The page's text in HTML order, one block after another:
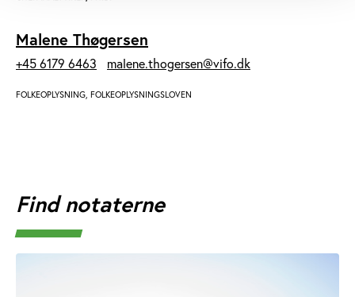
Malene Thøgersen
+45 6179 6463 malene.thogersen@vifo.dk
FOLKEOPLYSNING, FOLKEOPLYSNINGSLOVEN
Find notaterne